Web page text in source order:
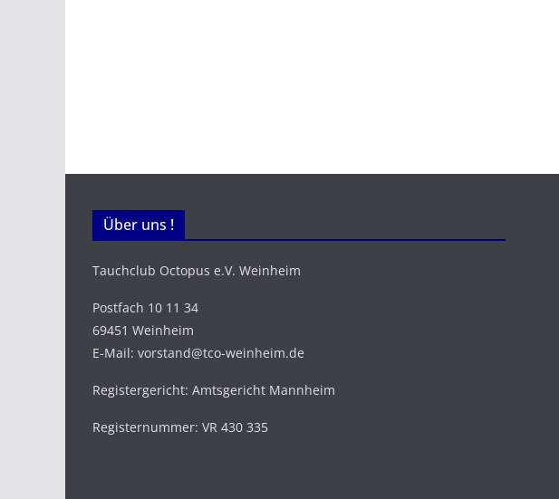
Über uns !
Tauchclub Octopus e.V. Weinheim
Postfach 10 11 34
69451 Weinheim
E-Mail: vorstand@tco-weinheim.de
Registergericht: Amtsgericht Mannheim
Registernummer: VR 430 335